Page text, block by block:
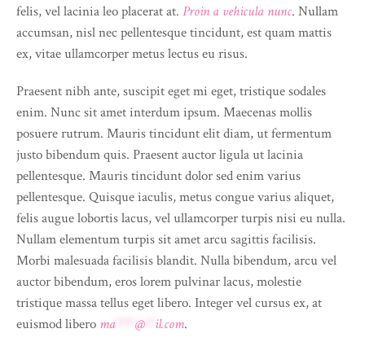
felis, vel lacinia leo placerat at. Proin a vehicula nunc. Nullam
accumsan, nisl nec pellentesque tincidunt, est quam mattis
ex, vitae ullamcorper metus lectus eu risus.
Praesent nibh ante, suscipit eget mi eget, tristique sodales
enim. Nunc sit amet interdum ipsum. Maecenas mollis
posuere rutrum. Mauris tincidunt elit diam, ut fermentum
justo bibendum quis. Praesent auctor ligula ut lacinia
pellentesque. Mauris tincidunt dolor sed enim varius
pellentesque. Quisque iaculis, metus congue varius aliquet,
felis augue lobortis lacus, vel ullamcorper turpis nisi eu nulla.
Nullam elementum turpis sit amet arcu sagittis facilisis.
Morbi malesuada facilisis blandit. Nulla bibendum, arcu vel
auctor bibendum, eros lorem pulvinar lacus, molestie
tristique massa tellus eget libero. Integer vel cursus ex, at
euismod libero ma**** @** il.com.